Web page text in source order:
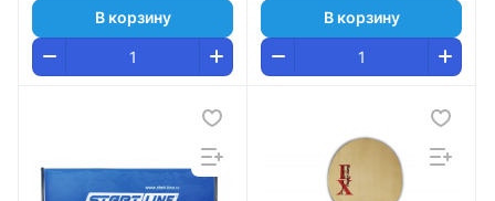
В корзину В корзину